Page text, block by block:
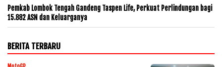
Pemkab Lombok Tengah Gandeng Taspen Life, Perkuat Perlindungan bagi
15.882 ASN dan Keluarganya
BERITA TERBARU